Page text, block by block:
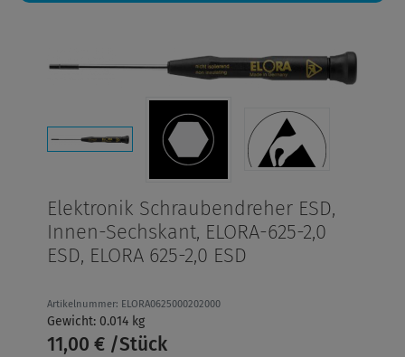
Elektronik Schraubendreher ESD,
Innen-Sechskant, ELORA-625-2,0
ESD, ELORA 625-2,0 ESD
Artikelnummer: ELORA0625000202000
Gewicht: 0.014 kg
11,00 € /Stück